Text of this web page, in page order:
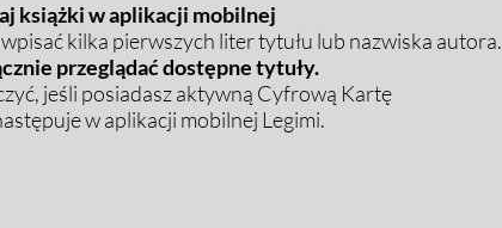
książki w aplikacji mobilnej
kilka pierwszych liter tytułu lub nazwiska autora.
przeglądać dostępne tytuły.
jeśli posiadasz aktywną Cyfrową Kartę
w aplikacji mobilnej Legimi.